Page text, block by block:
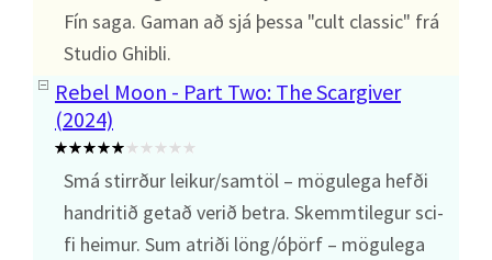
Fín saga. Gaman að sjá þessa "cult classic" frá
Studio Ghibli.
Rebel Moon - Part Two: The Scargiver
(2024)
Smá stirrður leikur/samtöl – mögulega hefði
handritið getað verið betra. Skemmtilegur sci-
fi heimur. Sum atriði löng/óþörf – mögulega